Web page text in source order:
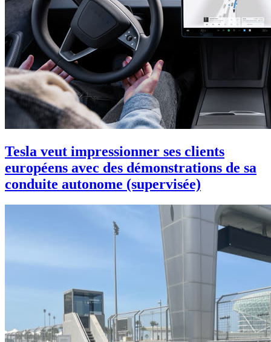
Tesla veut impressionner ses clients
européens avec des démonstrations de sa
conduite autonome (supervisée)